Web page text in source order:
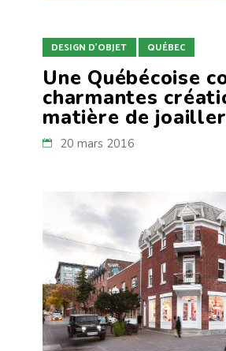
DESIGN D'OBJET QUÉBEC
Une Québécoise
charmantes
matière de
20 mars 2016